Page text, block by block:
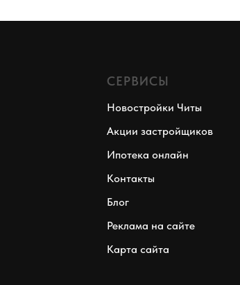
СЕРВИСЫ
Новостройки Читы
Акции застройщиков
Ипотека онлайн
Контакты
Блог
Реклама на сайте
Карта сайта